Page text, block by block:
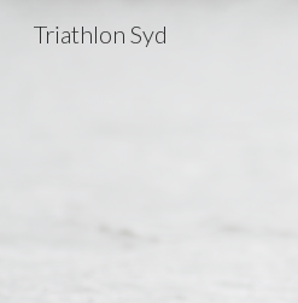
Triathlon Syd